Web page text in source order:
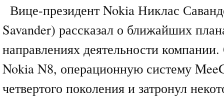
Вице-президент Nokia Никлас
Savander) рассказал о ближайших
направлениях деятельности
Nokia N8, операционную систему
четвертого поколения и затронул